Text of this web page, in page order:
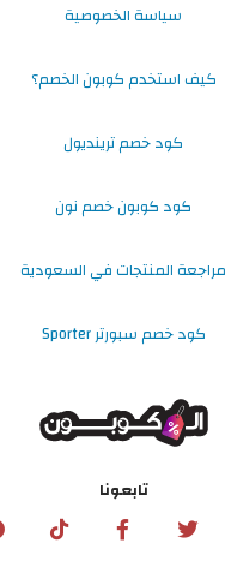
سياسة الخصوصية
كيف استخدم كوبون الخصم؟
كود خصم ترينديول
كود كوبون خصم نون
مراجعة المنتجات في السعودية
كود خصم سبورتر Sporter
تابعونا